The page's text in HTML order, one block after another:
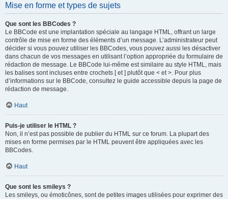
Mise en forme et types de sujets
Que sont les BBCodes ?
Le BBCode est une implantation spéciale au langage HTML, offrant un large
contrôle de mise en forme des éléments d’un message. L’administrateur peut
décider si vous pouvez utiliser les BBCodes, vous pouvez aussi les désactiver
dans chacun de vos messages en utilisant l’option appropriée du formulaire de
rédaction de message. Le BBCode lui-même est similaire au style HTML, mais
les balises sont incluses entre crochets [ et ] plutôt que < et >. Pour plus
d’informations sur le BBCode, consultez le guide accessible depuis la page de
rédaction de message.
Haut
Puis-je utiliser le HTML ?
Non, il n’est pas possible de publier du HTML sur ce forum. La plupart des
mises en forme permises par le HTML peuvent être appliquées avec les
BBCodes.
Haut
Que sont les smileys ?
Les smileys, ou émoticônes, sont de petites images utilisées pour exprimer des